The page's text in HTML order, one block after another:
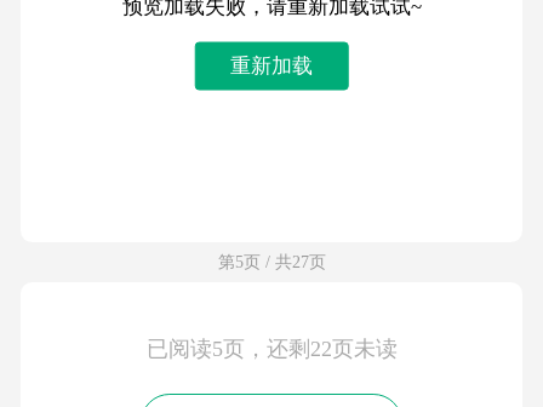
预览加载失败，请重新加载试试~
重新加载
第5页 / 共27页
已阅读5页，还剩22页未读